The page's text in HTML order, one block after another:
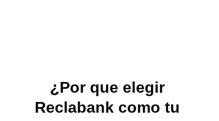
¿Por que elegir
Reclabank como tu